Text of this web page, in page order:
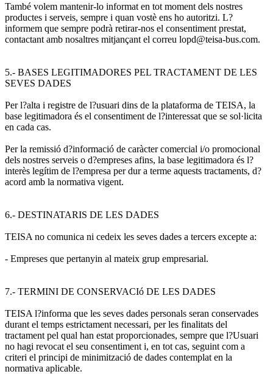
També volem mantenir-lo informat en tot moment dels nostres
productes i serveis, sempre i quan vostè ens ho autoritzi. L?
informem que sempre podrà retirar-nos el consentiment prestat,
contactant amb nosaltres mitjançant el correu lopd@teisa-bus.com.
5.- BASES LEGITIMADORES PEL TRACTAMENT DE LES
SEVES DADES
Per l?alta i registre de l?usuari dins de la plataforma de TEISA, la
base legitimadora és el consentiment de l?interessat que se sol·licita
en cada cas.
Per la remissió d?informació de caràcter comercial i/o promocional
dels nostres serveis o d?empreses afins, la base legitimadora és l?
interès legítim de l?empresa per dur a terme aquests tractaments, d?
acord amb la normativa vigent.
6.- DESTINATARIS DE LES DADES
TEISA no comunica ni cedeix les seves dades a tercers excepte a:
- Empreses que pertanyin al mateix grup empresarial.
7.- TERMINI DE CONSERVACIó DE LES DADES
TEISA l?informa que les seves dades personals seran conservades
durant el temps estrictament necessari, per les finalitats del
tractament pel qual han estat proporcionades, sempre que l?Usuari
no hagi revocat el seu consentiment i, en tot cas, seguint com a
criteri el principi de minimització de dades contemplat en la
normativa aplicable.